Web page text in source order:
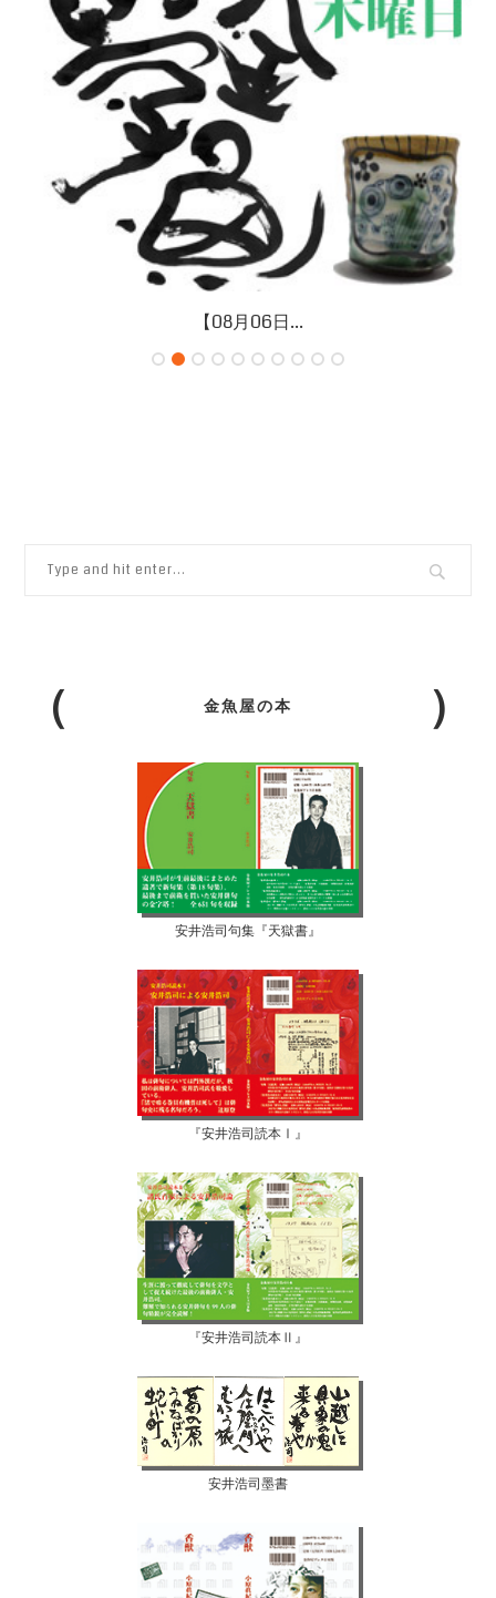
【08月06日...
金魚屋の本
安井浩司句集『天獄書』
『安井浩司読本Ⅰ』
『安井浩司読本Ⅱ』
安井浩司墨書